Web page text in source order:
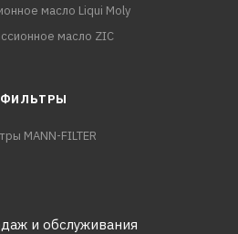
масло Liqui Moly
масло ZIC
ФИЛЬТРЫ
MANN-FILTER
и обслуживания